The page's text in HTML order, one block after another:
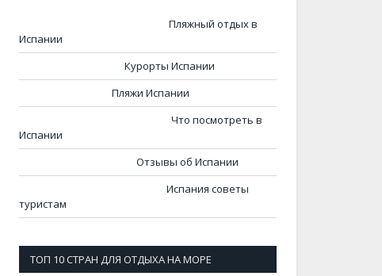
Пляжный отдых в
Испании
Курорты Испании
Пляжи Испании
Что посмотреть в
Испании
Отзывы об Испании
Испания советы
туристам
ТОП 10 СТРАН ДЛЯ ОТДЫХА НА МОРЕ